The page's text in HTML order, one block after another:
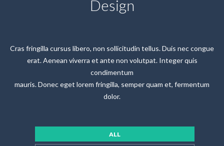
Design
Cras fringilla cursus libero, non sollicitudin tellus. Duis nec congue
erat. Aenean viverra et ante non volutpat. Integer quis
condimentum
mauris. Donec eget lorem fringilla, semper quam et, fermentum
dolor.
ALL